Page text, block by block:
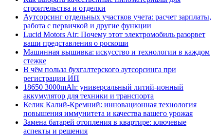
строительства и отделки
Аутсорсинг отдельных участков учета: расчет зарплаты,
работа с первичкой и другие функции
Lucid Motors Air: Почему этот электромобиль разорвет
ваши представления о роскоши
Машинная вышивка: искусство и технологии в каждом
стежке
В чём польза бухгалтерского аутсорсинга при
регистрации ИП
18650 3000mAh: универсальный литий-ионный
аккумулятор для техники и транспорта
Келик Калий-Кремний: инновационная технология
повышения иммунитета и качества вашего урожая
Замена батарей отопления в квартире: ключевые
аспекты и решения